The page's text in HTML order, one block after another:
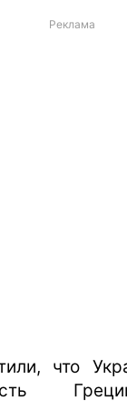
Реклама
что